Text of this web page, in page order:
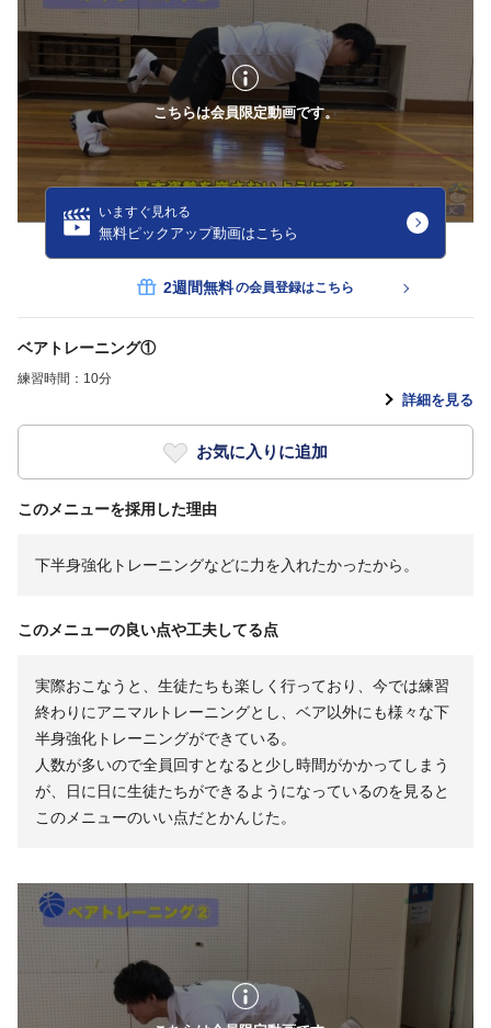
こちらは会員限定動画です。
いますぐ見れる
無料ピックアップ動画はこちら
2週間無料の会員登録はこちら
ベアトレーニング①
練習時間：10分
詳細を見る
お気に入りに追加
このメニューを採用した理由
下半身強化トレーニングなどに力を入れたかったから。
このメニューの良い点や工夫してる点
実際おこなうと、生徒たちも楽しく行っており、今では練習
終わりにアニマルトレーニングとし、ベア以外にも様々な下
半身強化トレーニングができている。
人数が多いので全員回すとなると少し時間がかかってしまう
が、日に日に生徒たちができるようになっているのを見ると
このメニューのいい点だとかんじた。